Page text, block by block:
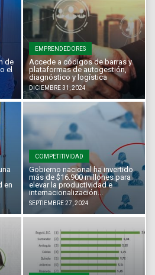
de
el
EMPRENDEDORES
Accede a códigos de barras y
plataformas de autogestión,
diagnóstico y logística
DICIEMBRE 31, 2024
en
COMPETITIVIDAD
Gobierno nacional ha invertido
más de $16.900 millones para
elevar la productividad e
internacionalización...
SEPTIEMBRE 27, 2024